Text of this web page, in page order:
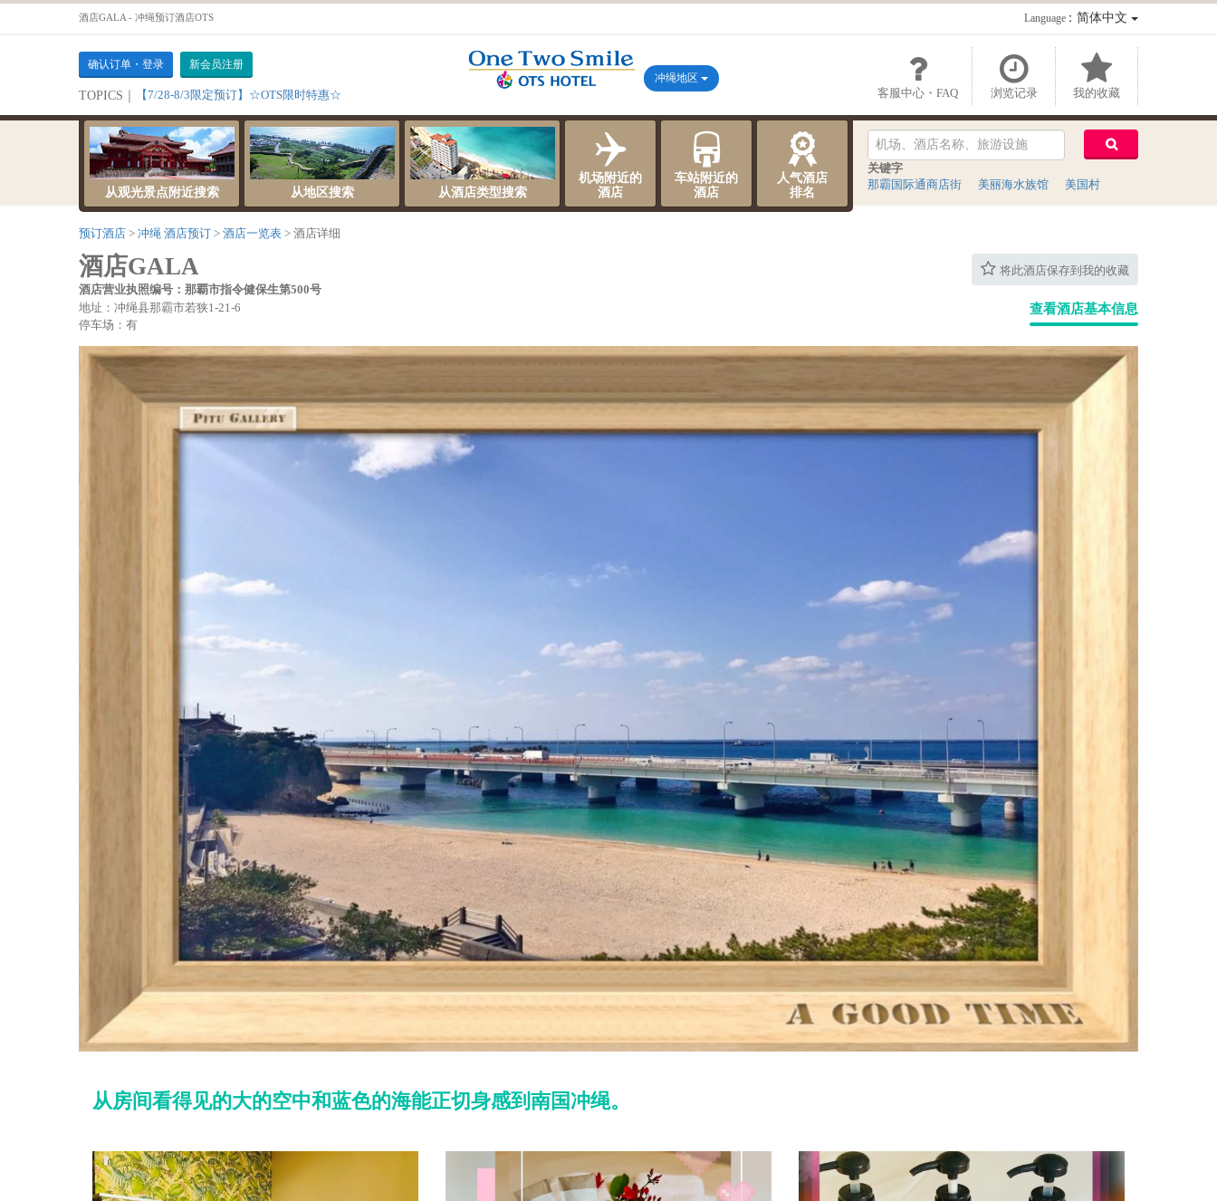
酒店GALA - 冲绳预订酒店OTS Language：简体中文
确认订单・登录 新会员注册
TOPICS｜ 【7/28-8/3限定预订】☆OTS限时特惠☆ 客服中心・FAQ 浏览记录 我的收藏
冲绳地区
从观光景点附近搜索 从地区搜索 从酒店类型搜索
机场附近的
酒店
车站附近的
酒店
人气酒店
排名
关键字
那霸国际通商店街
美丽海水族馆 美国村
预订酒店 冲绳 酒店预订 酒店一览表 酒店详细
将此酒店保存到我的收藏
酒店GALA
酒店营业执照编号：那覇市指令健保生第500号
地址：冲绳县那霸市若狭1-21-6
停车场：有
查看酒店基本信息
从房间看得见的大的空中和蓝色的海能正切身感到南国冲绳。